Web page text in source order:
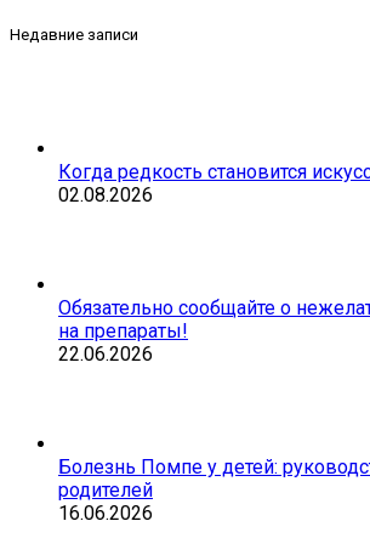
Недавние записи
Когда редкость становится
02.08.2026
Обязательно сообщайте о
на препараты!
22.06.2026
Болезнь Помпе у детей:
родителей
16.06.2026